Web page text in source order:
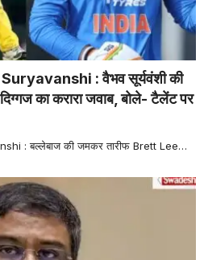
: वैभव सूर्यवंशी की
का करारा जवाब, बोले- टैलेंट पर
: बल्लेबाज की जमकर तारीफ Brett Lee…